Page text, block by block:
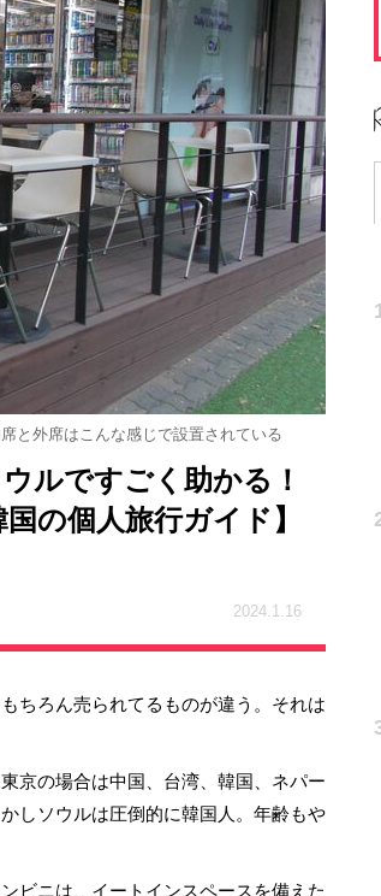
と外席はこんな感じで設置されている
ルですごく助かる！
の個人旅行ガイド】
2024.1.16
ちろん売られてるものが違う。それは
京の場合は中国、台湾、韓国、ネパー
しソウルは圧倒的に韓国人。年齢もや
ビニは、イートインスペースを備えた